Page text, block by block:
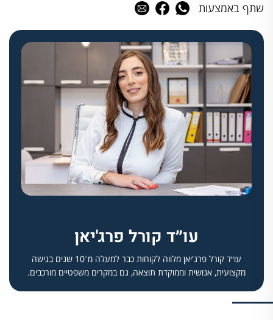
שתף באמצעות
עו״ד קורל פרג'יאן
עו״ד קורל פרג'יאן מלווה לקוחות כבר למעלה מ־10 שנים בגישה
מקצועית, אנושית וממוקדת תוצאה, גם במקרים משפטיים מורכבים.